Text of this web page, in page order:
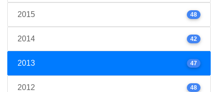
2015 48
2014 42
2013 47
2012 48